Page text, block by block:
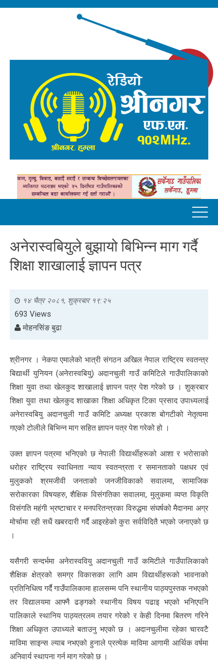
अनेरास्वबियुले बुझायो बिभिन्न माग गर्दै
शिक्षा शाखालाई ज्ञापन पत्र
१४ चैत्र २०८१, शुक्रबार १९:२५
693 Views
मोहनसिंङ बुढा
श्रीनगर । नेकपा एमालेको भात्री संगठन अखिल नेपाल राष्ट्रिय स्वतन्त्र
बिद्यार्थी युनियन (अनेरास्वबियु) अदानचुली गाउँ कमिटिले गाउँपालिकाको
शिक्षा युवा तथा खेलकुद शाखालाई ज्ञापन पत्र पेश गरेको छ । शुक्रबार
शिक्षा युवा तथा खेलकुद शाखाका शिक्षा अधिकृत टिका प्रसाद उपाध्यलाई
अनेरास्वबियु अदानचुली गाउँ कमिटि अध्यक्ष प्रकाश बोगटीको नेतृत्वमा
गएको टोलीले बिभिन्न माग सहित ज्ञापन पत्र पेश गरेको हो ।
उक्त ज्ञापन पत्रमा भनिएको छ नेपाली विद्यार्थीहरूको आशा र भरोसाको
धरोहर राष्ट्रिय स्वाधिनता न्याय स्वतन्त्रता र समानताको पक्षधर एवं
मुलुकको श्रमजीवी जनताको जनजीविकाको सवालमा, सामाजिक
सरोकारका विषयहरु, शैक्षिक विसंगतिका सवालमा, मुलुकमा व्यप्त विकृति
विसंगति महंगी भ्रष्टाचार र मनपरितन्त्रका विरुद्धमा संघर्षको मैदानमा अग्र
मोर्चामा रही सधैं खबरदारी गर्दै आइरहेको कुरा सर्वविदितै भएको जनाएको छ
।
यसैगरी सन्दर्भमा अनेरास्ववियु अदानचुली गाउँ कमिटीले गाउँपालिकाको
शैक्षिक क्षेत्रको समग्र विकासका लागि आम विद्यार्थीहरूको भावनाको
प्रतिनिधित्व गर्दै गाउँपालिकामा हालसम्म पनि स्थानीय पाठ्यपुस्तक नभएको
तर विद्यालयमा आफ्नै ढङ्गको स्थानीय विषय पढाइ भएको भनिएपनि
पालिकाले स्थानिय पाठ्यत्रलम तयार गरेको र केही दिनमा बितरण गरिने
शिक्षा अधिकृत उपाध्यले बताउनु भएको छ । अदानचुलीमा रहेका चारवटै
माविमा साइन्स ल्याब नभएको हुनाले प्रत्येक माविमा आगामी आर्थिक वर्षमा
अनिवार्य स्थापना गर्न माग गरेको छ ।